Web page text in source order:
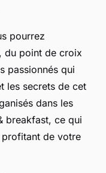
pourrez
du point de croix
passionnés qui
les secrets de cet
dans les
breakfast, ce qui
de votre